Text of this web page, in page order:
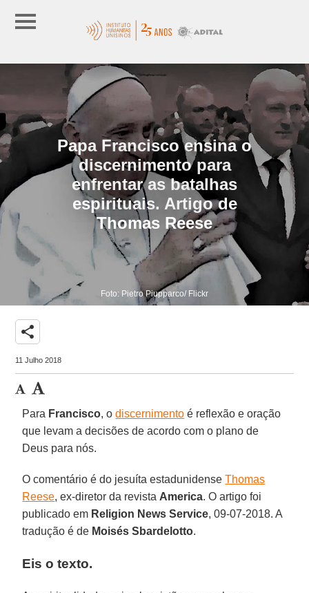
Papa Francisco ensina o
discernimento para
enfrentar as batalhas
espirituais. Artigo de
Thomas Reese
Foto: Pietro Piupparco/ Flickr
share
11 Julho 2018
Para Francisco, odiscernimento é reflexão e oração
que levam a decisões de acordo com o plano de
Deus para nós.
O comentário é do jesuíta estadunidenseThomas
Reese, ex-diretor da revista America. O artigo foi
publicado em Religion News Service, 09-07-2018. A
tradução é de Moisés Sbardelotto.
Eis o texto.